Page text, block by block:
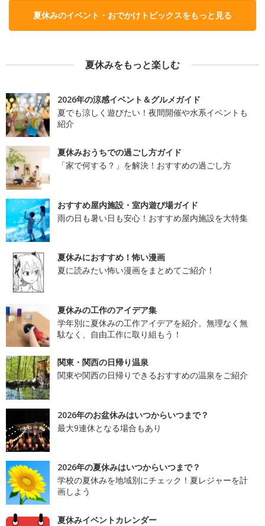
夏休みのイベント・おでかけトピックスをもっと見る
夏休みをもっと楽しむ
2026年の涼感イベント＆グルメガイド
夏でも涼しく遊びたい！夜間開催や水系イベントも
紹介
夏休みおうちでの過ごし方ガイド
「家で何する？」を解決！おすすめの過ごし方
おすすめ屋内施設・室内遊び場ガイド
雨の日も暑い日も安心！おすすめ屋内施設を大特集
夏休みにおすすめ！怖い漫画
夏に読みたい怖い漫画をまとめてご紹介！
夏休みの工作のアイデア集
学年別に夏休みの工作アイデアを紹介。無理なく無
駄なく、自由工作に取り組もう！
関東・関西の日帰り温泉
関東や関西の日帰りできるおすすめの温泉をご紹介
2026年のお盆休みはいつからいつまで？
最大9連休となる場合もあり
2026年の夏休みはいつからいつまで？
学校の夏休みを地域別にチェック！夏レジャーを計
画しよう
夏休みイベントカレンダー